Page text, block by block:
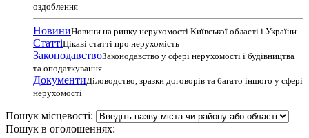
оздоблення
НовиниНовини на ринку нерухомості Київської області і України
СтаттіЦікаві статті про нерухомість
ЗаконодавствоЗаконодавство у сфері нерухомості і будівництва
та оподаткування
ДокументиДіловодство, зразки договорів та багато іншого у сфері
нерухомості
Пошук місцевості:
Пошук в оголошеннях: